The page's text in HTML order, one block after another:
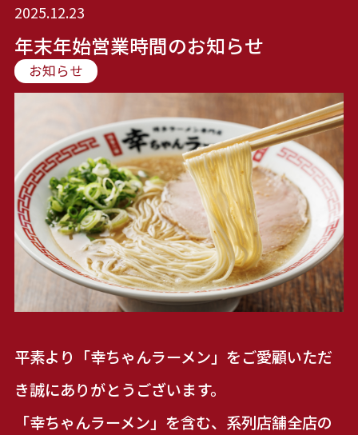
2025.12.23
年末年始営業時間のお知らせ
お知らせ
平素より「幸ちゃんラーメン」をご愛顧いただ
き誠にありがとうございます。
「幸ちゃんラーメン」を含む、系列店舗全店の